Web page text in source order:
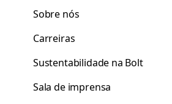
Sobre nós
Carreiras
Sustentabilidade na Bolt
Sala de imprensa